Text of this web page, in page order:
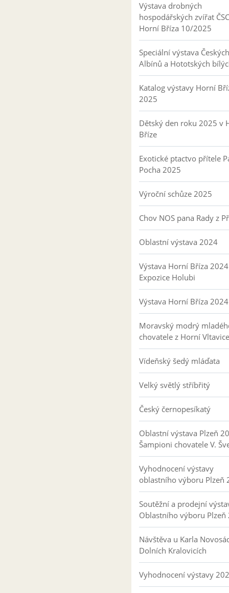
Výstava drobných
hospodářských zvířat
Horní Bříza 10/2025
Speciální výstava Českých
Albínů a Hototských
Katalog výstavy Horní
2025
Dětský den roku 2025 v
Bříze
Exotické ptactvo přítele
Pocha 2025
Výroční schůze 2025
Chov NOS pana Rady z
Oblastní výstava 2024
Výstava Horní Bříza 2024
Expozice Holubi
Výstava Horní Bříza 2024
Moravský modrý
chovatele z Horní Vltavice
Vídeňský šedý mláďata
Velký světlý stříbřitý
Český černopesíkatý
Oblastní výstava Plzeň
Šampioni chovatele V.
Vyhodnocení výstavy
oblastního výboru Plzeň
Soutěžní a prodejní
Oblastního výboru Plzeň
Návštěva u Karla
Dolních Kralovicích
Vyhodnocení výstavy